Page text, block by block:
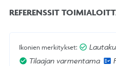
REFERENSSIT
Ikonien merkitykset:
Tilaajan varmentama